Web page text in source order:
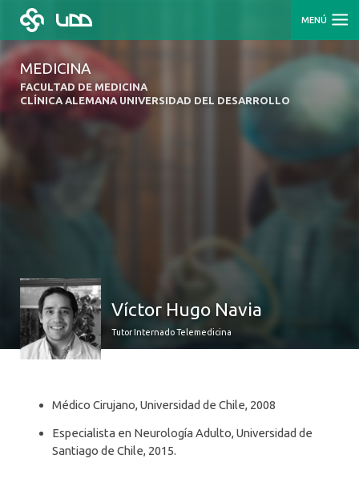
MENÚ
MEDICINA
FACULTAD DE MEDICINA
CLÍNICA ALEMANA UNIVERSIDAD DEL DESARROLLO
Víctor Hugo Navia
Tutor Internado Telemedicina
Médico Cirujano, Universidad de Chile, 2008
Especialista en Neurología Adulto, Universidad de
Santiago de Chile, 2015.